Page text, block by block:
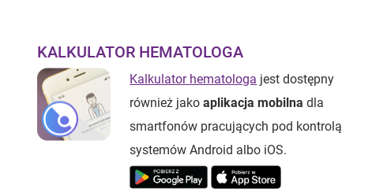
KALKULATOR HEMATOLOGA
Kalkulator hematologa jest dostępny
również jakoaplikacja mobilna dla
smartfonów pracujących pod kontrolą
systemów Android albo iOS.